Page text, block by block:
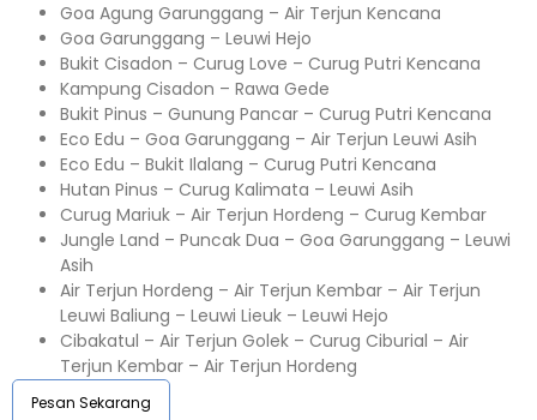
Goa Agung Garunggang – Air Terjun Kencana
Goa Garunggang – Leuwi Hejo
Bukit Cisadon – Curug Love – Curug Putri Kencana
Kampung Cisadon – Rawa Gede
Bukit Pinus – Gunung Pancar – Curug Putri Kencana
Eco Edu – Goa Garunggang – Air Terjun Leuwi Asih
Eco Edu – Bukit Ilalang – Curug Putri Kencana
Hutan Pinus – Curug Kalimata – Leuwi Asih
Curug Mariuk – Air Terjun Hordeng – Curug Kembar
Jungle Land – Puncak Dua – Goa Garunggang – Leuwi
Asih
Air Terjun Hordeng – Air Terjun Kembar – Air Terjun
Leuwi Baliung – Leuwi Lieuk – Leuwi Hejo
Cibakatul – Air Terjun Golek – Curug Ciburial – Air
Terjun Kembar – Air Terjun Hordeng
Pesan Sekarang